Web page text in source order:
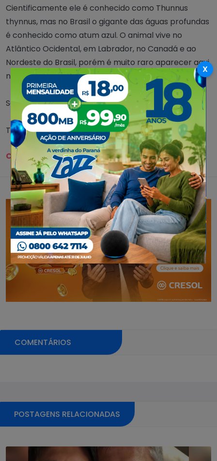
Cientificamente ele é conhecido como Thunnus
thynnus, mas no Brasil o gigante das águas profundas
é conhecido como atum azul. O animal vive no
Atlântico Ocidental, em Labrador, no Canadá e ao
Nordeste do Brasil, porém é muito raro aparecer aqui
no Brasil.
Seu peso pode atingir os 700 kg.
Texto e foto: reprodução/Canal Rural
Compartilhe
COMENTÁRIOS
Pular sessão de comentários
POSTAGENS RELACIONADAS
X